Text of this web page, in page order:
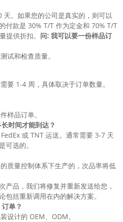
。如果您的公司是真实的，则可以
付款是 30% T/T 作为定金和 70% T/T
提供折扣。 问: 我可以要一份样品订
试和检查质量。
要 1-4 周，具体取决于订单数量。
样品订单。
时间才能到达？
或 TNT 运送。通常需要 3-7 天
可选的。
质量控制体系下生产的，次品率将低
产品，我们将修复并重新发送给您，
括重新调用在内的解决方案。
单？
设计的 OEM、ODM。